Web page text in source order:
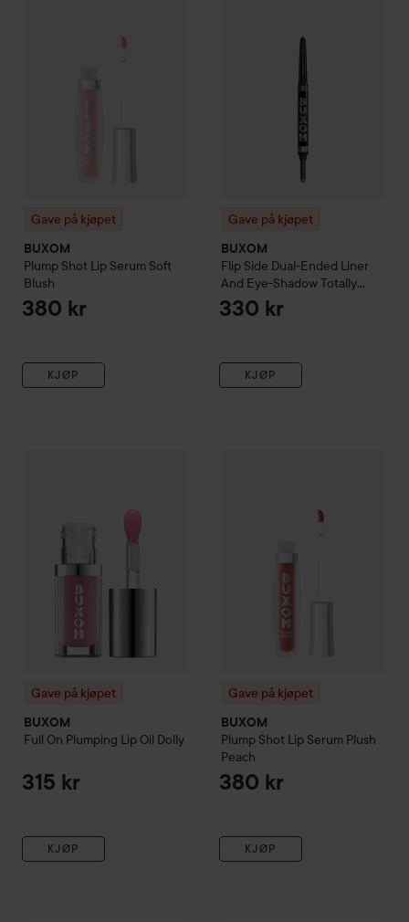
Gave på kjøpet
BUXOM
Plump Shot Lip Serum Soft
Blush
380 kr
KJØP
Gave på kjøpet
BUXOM
Flip Side Dual-Ended Liner
And Eye-ShadowTotally
Taupe
330 kr
KJØP
Gave på kjøpet
BUXOM
Full On Plumping Lip Oil Dolly
315 kr
KJØP
Gave på kjøpet
BUXOM
Plump Shot Lip Serum Plush
Peach
380 kr
KJØP